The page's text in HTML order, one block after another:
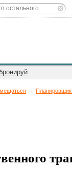
→ Планировщик